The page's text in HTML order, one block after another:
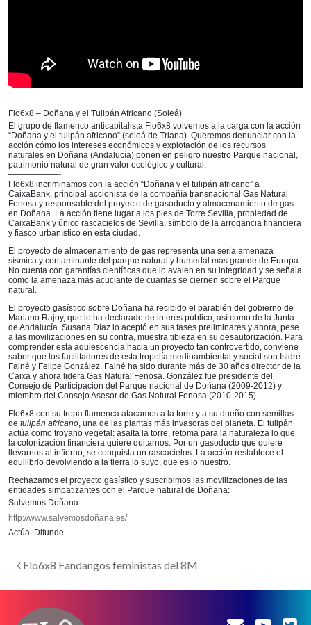
Flo6x8 – Doñana y el Tulipán Africano (Soleá)
El grupo de flamenco anticapitalista Flo6x8 volvemos a la carga con la acción
“Doñana y el tulipán africano” (soleá de Triana). Queremos denunciar con la
acción cómo los intereses económicos y explotación de los recursos
naturales en Doñana (Andalucía) ponen en peligro nuestro Parque nacional,
patrimonio natural de gran valor ecológico y cultural.
——————-
Flo6x8 incriminamos con la acción “Doñana y el tulipán africano” a
CaixaBank, principal accionista de la compañía transnacional Gas Natural
Fenosa y responsable del proyecto de gasoducto y almacenamiento de gas
en Doñana. La acción tiene lugar a los pies de Torre Sevilla, propiedad de
CaixaBank y único rascacielos de Sevilla, símbolo de la arrogancia financiera
y fiasco urbanístico en esta ciudad.
El proyecto de almacenamiento de gas representa una seria amenaza
sísmica y contaminante del parque natural y humedal más grande de Europa.
No cuenta con garantías científicas que lo avalen en su integridad y se señala
como la amenaza más acuciante de cuantas se ciernen sobre el Parque
natural.
El proyecto gasístico sobre Doñana ha recibido el parabién del gobierno de
Mariano Rajoy, que lo ha declarado de interés público, así como de la Junta
de Andalucía. Susana Díaz lo aceptó en sus fases preliminares y ahora, pese
a las movilizaciones en su contra, muestra tibieza en su desautorización. Para
comprender esta aquiescencia hacia un proyecto tan controvertido, conviene
saber que los facilitadores de esta tropelía medioambiental y social son Isidre
Fainé y Felipe González. Fainé ha sido durante más de 30 años director de la
Caixa y ahora lidera Gas Natural Fenosa. González fue presidente del
Consejo de Participación del Parque nacional de Doñana (2009-2012) y
miembro del Consejo Asesor de Gas Natural Fenosa (2010-2015).
Flo6x8 con su tropa flamenca atacamos a la torre y a su dueño con semillas
de tulipán africano, una de las plantas más invasoras del planeta. El tulipán
actúa como troyano vegetal: asalta la torre, retoma para la naturaleza lo que
la colonización financiera quiere quitarnos. Por un gasoducto que quiere
llevarnos al infierno, se conquista un rascacielos. La acción restablece el
equilibrio devolviendo a la tierra lo suyo, que es lo nuestro.
Rechazamos el proyecto gasístico y suscribimos las movilizaciones de las
entidades simpatizantes con el Parque natural de Doñana:
Salvemos Doñana
http://www.salvemosdoñana.es/
Actúa. Difunde.
Navegación de entradas
Flo6x8 Fandangos feministas del 8M